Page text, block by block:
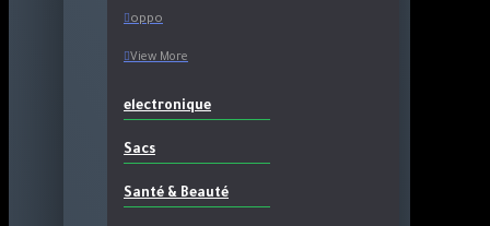
oppo
View More
electronique
Sacs
Santé & Beauté